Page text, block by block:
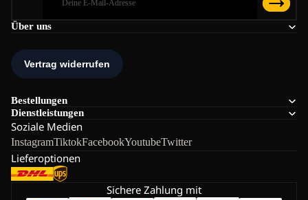
Über uns
Bestellungen
Dienstleistungen
Soziale Medien
InstagramTiktokFacebookYoutubeTwitter
Lieferoptionen
Sichere Zahlung mit